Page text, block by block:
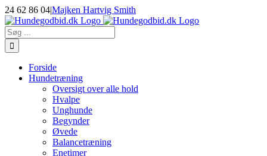
Skip
to
content
24 62 86 04|Majken Hartvig Smith
Facebook
Instagram
E-
mail
Søg
efter:
Forside
Hundetræning
Oversigt over alle hold
Hvalpe
Unghunde
Begynder
Øvede
Balancetræning
Enetimer